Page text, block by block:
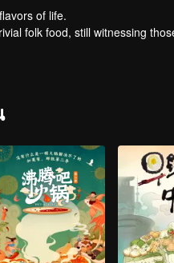
of life.
folk food, still witnessing